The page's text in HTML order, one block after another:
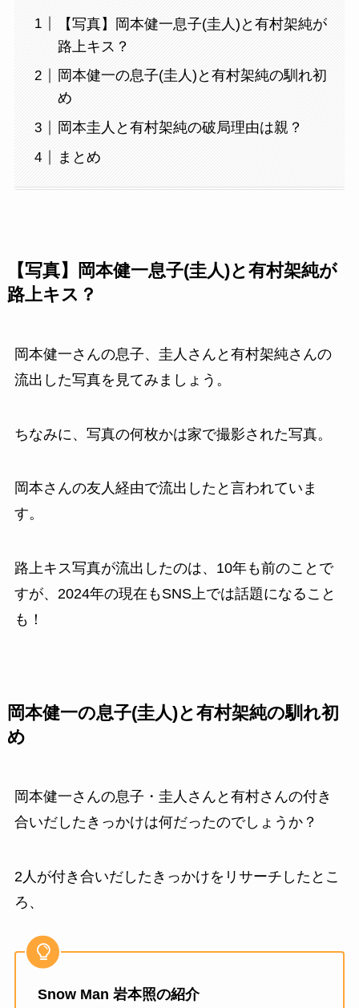
【写真】岡本健一息子(圭人)と有村架純が
路上キス？
岡本健一の息子(圭人)と有村架純の馴れ初
め
岡本圭人と有村架純の破局理由は親？
まとめ
【写真】岡本健一息子(圭人)と有村架純が
路上キス？
岡本健一さんの息子、圭人さんと有村架純さんの
流出した写真を見てみましょう。
ちなみに、写真の何枚かは家で撮影された写真。
岡本さんの友人経由で流出したと言われていま
す。
路上キス写真が流出したのは、10年も前のことで
すが、2024年の現在もSNS上では話題になること
も！
岡本健一の息子(圭人)と有村架純の馴れ初
め
岡本健一さんの息子・圭人さんと有村さんの付き
合いだしたきっかけは何だったのでしょうか？
2人が付き合いだしたきっかけをリサーチしたとこ
ろ、
Snow Man 岩本照の紹介